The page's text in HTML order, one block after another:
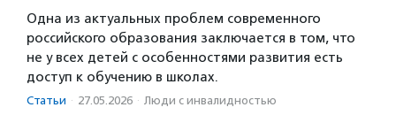
Одна из актуальных проблем современного
российского образования заключается в том, что
не у всех детей с особенностями развития есть
доступ к обучению в школах.
Статьи · 27.05.2026 · Люди с инвалидностью